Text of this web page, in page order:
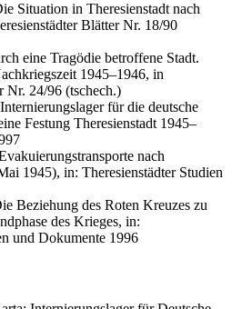
Situation in Theresienstadt nach
Blätter Nr. 18/90
eine Tragödie betroffene Stadt.
1945–1946, in
Nr. 24/96 (tschech.)
für die deutsche
Festung Theresienstadt 1945–
nach
1945), in: Theresienstädter Studien
Beziehung des Roten Kreuzes zu
des Krieges, in:
und Dokumente 1996